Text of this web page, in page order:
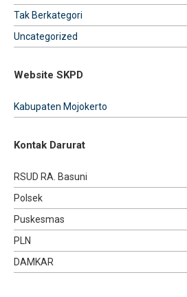
Tak Berkategori
Uncategorized
Website SKPD
Kabupaten Mojokerto
Kontak Darurat
RSUD RA. Basuni
Polsek
Puskesmas
PLN
DAMKAR